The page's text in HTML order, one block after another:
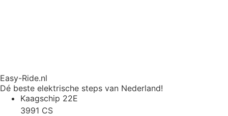
Easy-Ride.nl
Dé beste elektrische steps van Nederland!
Kaagschip 22E
3991 CS